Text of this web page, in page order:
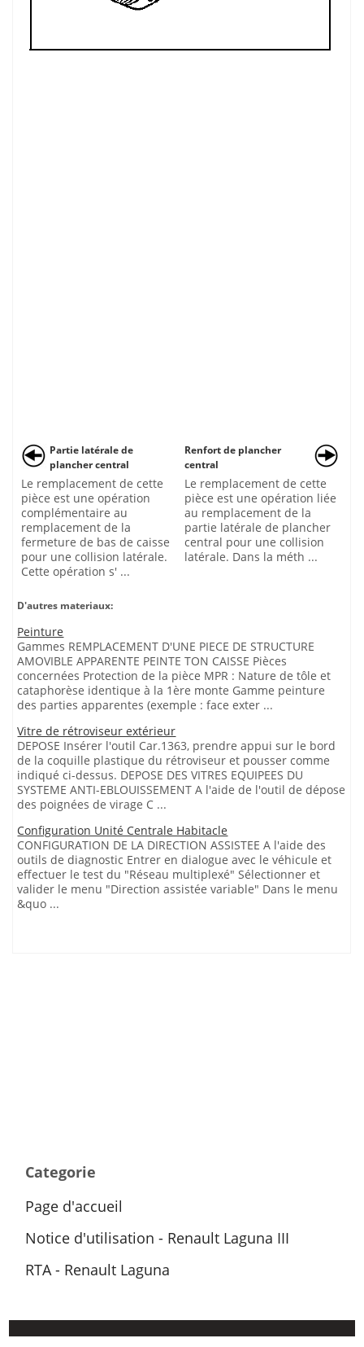
Partie latérale de
plancher central
Le remplacement de cette
pièce est une opération
complémentaire au
remplacement de la
fermeture de bas de caisse
pour une collision latérale.
Cette opération s' ...
Renfort de plancher
central
Le remplacement de cette
pièce est une opération liée
au remplacement de la
partie latérale de plancher
central pour une collision
latérale. Dans la méth ...
D'autres materiaux:
Peinture
Gammes REMPLACEMENT D'UNE PIECE DE STRUCTURE
AMOVIBLE APPARENTE PEINTE TON CAISSE Pièces
concernées Protection de la pièce MPR : Nature de tôle et
cataphorèse identique à la 1ère monte Gamme peinture
des parties apparentes (exemple : face exter ...
Vitre de rétroviseur extérieur
DEPOSE Insérer l'outil Car.1363, prendre appui sur le bord
de la coquille plastique du rétroviseur et pousser comme
indiqué ci-dessus. DEPOSE DES VITRES EQUIPEES DU
SYSTEME ANTI-EBLOUISSEMENT A l'aide de l'outil de dépose
des poignées de virage C ...
Configuration Unité Centrale Habitacle
CONFIGURATION DE LA DIRECTION ASSISTEE A l'aide des
outils de diagnostic Entrer en dialogue avec le véhicule et
effectuer le test du "Réseau multiplexé" Sélectionner et
valider le menu "Direction assistée variable" Dans le menu
&quo ...
Categorie
Page d'accueil
Notice d'utilisation - Renault Laguna III
RTA - Renault Laguna